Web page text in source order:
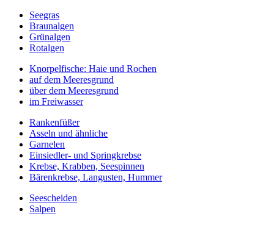
Seegras
Braunalgen
Grünalgen
Rotalgen
Knorpelfische: Haie und Rochen
auf dem Meeresgrund
über dem Meeresgrund
im Freiwasser
Rankenfüßer
Asseln und ähnliche
Garnelen
Einsiedler- und Springkrebse
Krebse, Krabben, Seespinnen
Bärenkrebse, Langusten, Hummer
Seescheiden
Salpen